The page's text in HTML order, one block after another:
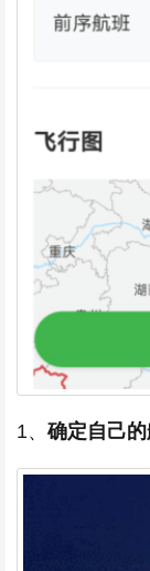
1、确定自己的